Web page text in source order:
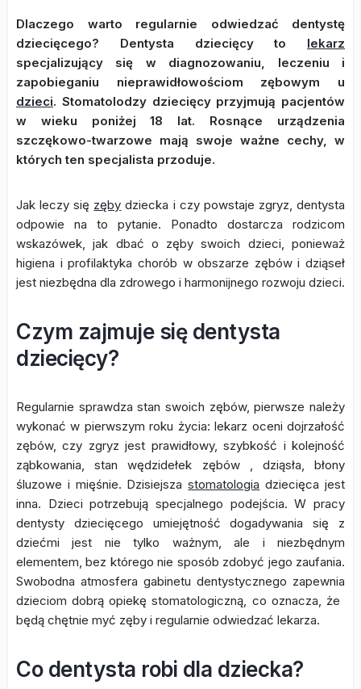
Dlaczego warto regularnie odwiedzać dentystę
dziecięcego? Dentysta dziecięcy to lekarz
specjalizujący się w diagnozowaniu, leczeniu i
zapobieganiu nieprawidłowościom zębowym u
dzieci. Stomatolodzy dziecięcy przyjmują pacjentów
w wieku poniżej 18 lat. Rosnące urządzenia
szczękowo-twarzowe mają swoje ważne cechy, w
których ten specjalista przoduje.
Jak leczy się zęby dziecka i czy powstaje zgryz, dentysta
odpowie na to pytanie. Ponadto dostarcza rodzicom
wskazówek, jak dbać o zęby swoich dzieci, ponieważ
higiena i profilaktyka chorób w obszarze zębów i dziąseł
jest niezbędna dla zdrowego i harmonijnego rozwoju dzieci.
Czym zajmuje się dentysta
dziecięcy?
Regularnie sprawdza stan swoich zębów, pierwsze należy
wykonać w pierwszym roku życia: lekarz oceni dojrzałość
zębów, czy zgryz jest prawidłowy, szybkość i kolejność
ząbkowania, stan wędzidełek zębów , dziąsła, błony
śluzowe i mięśnie. Dzisiejszastomatologia dziecięca jest
inna. Dzieci potrzebują specjalnego podejścia. W pracy
dentysty dziecięcego umiejętność dogadywania się z
dziećmi jest nie tylko ważnym, ale i niezbędnym
elementem, bez którego nie sposób zdobyć jego zaufania.
Swobodna atmosfera gabinetu dentystycznego zapewnia
dzieciom dobrą opiekę stomatologiczną, co oznacza, że ​​
będą chętnie myć zęby i regularnie odwiedzać lekarza.
Co dentysta robi dla dziecka?